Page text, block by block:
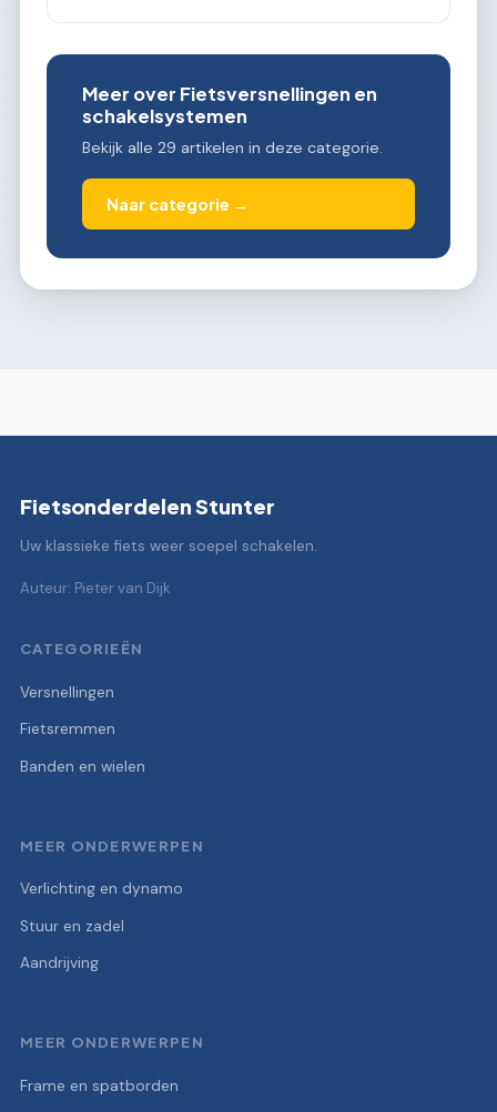
Meer over Fietsversnellingen en
schakelsystemen
Bekijk alle 29 artikelen in deze categorie.
Naar categorie →
Fietsonderdelen Stunter
Uw klassieke fiets weer soepel schakelen.
Auteur: Pieter van Dijk
CATEGORIEËN
Versnellingen
Fietsremmen
Banden en wielen
MEER ONDERWERPEN
Verlichting en dynamo
Stuur en zadel
Aandrijving
MEER ONDERWERPEN
Frame en spatborden